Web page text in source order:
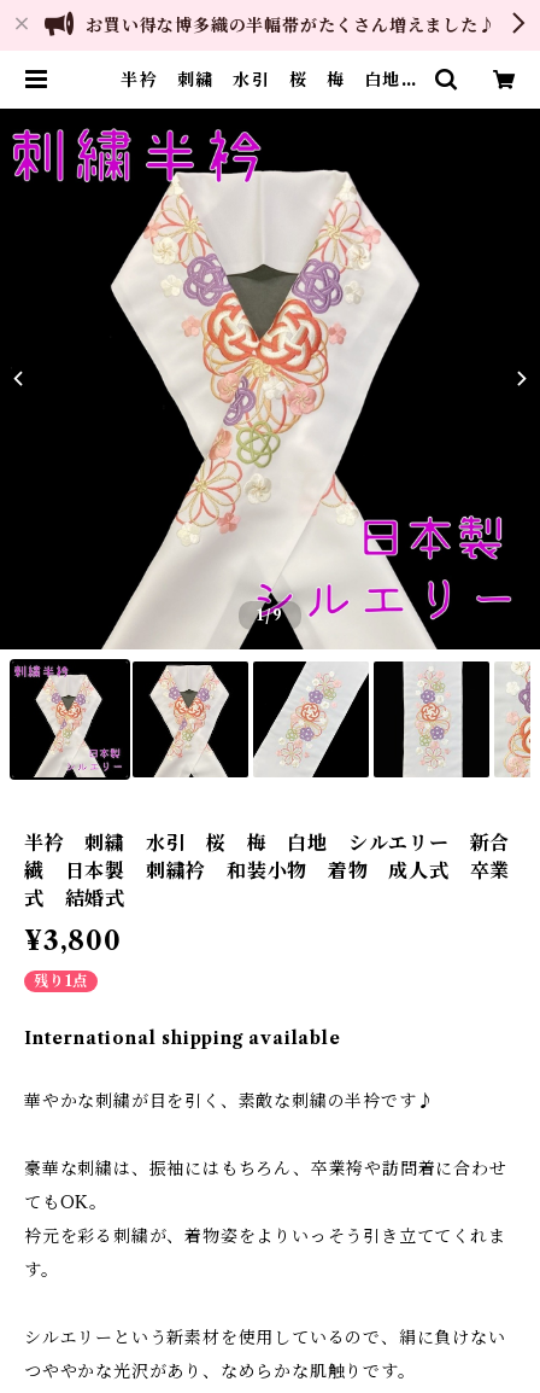
お買い得な博多織の半幅帯がたくさん増えました♪
半衿 刺繍 水引 桜 梅 白地
式 結婚式 | ご縁や 着物・帯・和
装小物 呉服問屋 直販サイト
1/9
半衿 刺繍 水引 桜 梅 白地 シルエリー 新合
繊 日本製 刺繍衿 和装小物 着物 成人式 卒業
式 結婚式
¥3,800
残り1点
International shipping available
華やかな刺繍が目を引く、素敵な刺繍の半衿です♪
豪華な刺繍は、振袖にはもちろん、卒業袴や訪問着に合わせ
てもOK。
衿元を彩る刺繍が、着物姿をよりいっそう引き立ててくれま
す。
シルエリーという新素材を使用しているので、絹に負けない
つややかな光沢があり、なめらかな肌触りです。